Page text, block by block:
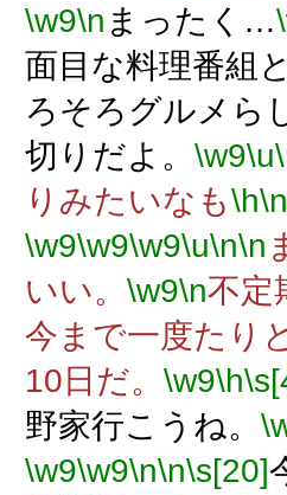
\w9\n まったく…
面目な料理番組
ろそろグルメら
切りだよ。 \w9\u
りみたいなも\h\n
\w9\w9\w9\u\n\n
いい。 \w9\n不定
今まで一度たり
10日だ。 \w9\h
野家行こうね。
\w9\w9\n\n\s[20]